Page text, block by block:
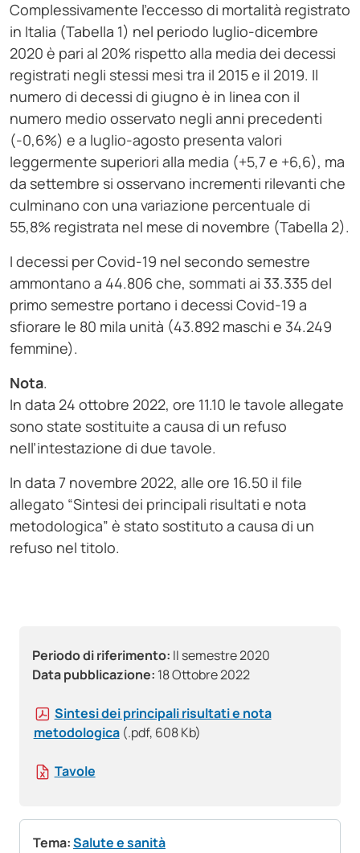
Periodo di riferimento: II semestre 2020
Data pubblicazione: 18 Ottobre 2022
Sintesi dei principali risultati e nota
metodologica (.pdf, 608 Kb)
Tavole
Tema:Salute e sanità
Complessivamente l’eccesso di mortalità registrato
in Italia (Tabella 1) nel periodo luglio-dicembre
2020 è pari al 20% rispetto alla media dei decessi
registrati negli stessi mesi tra il 2015 e il 2019. Il
numero di decessi di giugno è in linea con il
numero medio osservato negli anni precedenti
(-0,6%) e a luglio-agosto presenta valori
leggermente superiori alla media (+5,7 e +6,6), ma
da settembre si osservano incrementi rilevanti che
culminano con una variazione percentuale di
55,8% registrata nel mese di novembre (Tabella 2).
I decessi per Covid-19 nel secondo semestre
ammontano a 44.806 che, sommati ai 33.335 del
primo semestre portano i decessi Covid-19 a
sfiorare le 80 mila unità (43.892 maschi e 34.249
femmine).
Nota.
In data 24 ottobre 2022, ore 11.10 le tavole allegate
sono state sostituite a causa di un refuso
nell’intestazione di due tavole.
In data 7 novembre 2022, alle ore 16.50 il file
allegato “Sintesi dei principali risultati e nota
metodologica” è stato sostituto a causa di un
refuso nel titolo.